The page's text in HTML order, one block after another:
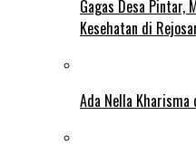
Gagas Desa Pintar,
Kesehatan di
Ada Nella Kharisma